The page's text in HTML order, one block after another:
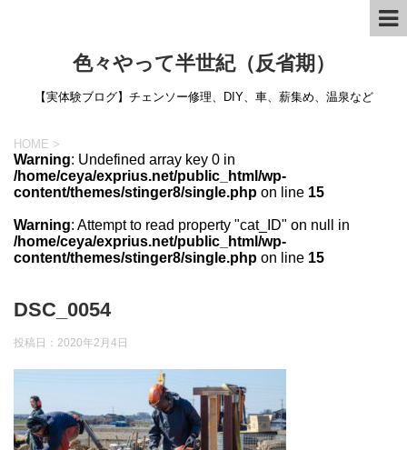
色々やって半世紀（反省期）
【実体験ブログ】チェンソー修理、DIY、車、薪集め、温泉など
HOME >
Warning: Undefined array key 0 in
/home/ceya/exprius.net/public_html/wp-
content/themes/stinger8/single.php on line 15
Warning: Attempt to read property "cat_ID" on null in
/home/ceya/exprius.net/public_html/wp-
content/themes/stinger8/single.php on line 15
DSC_0054
投稿日： 2020年2月4日